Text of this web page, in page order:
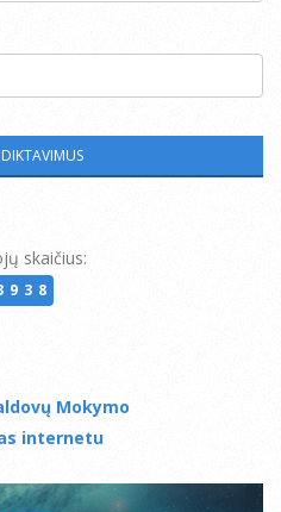
skaičius:
Mokymo
internetu